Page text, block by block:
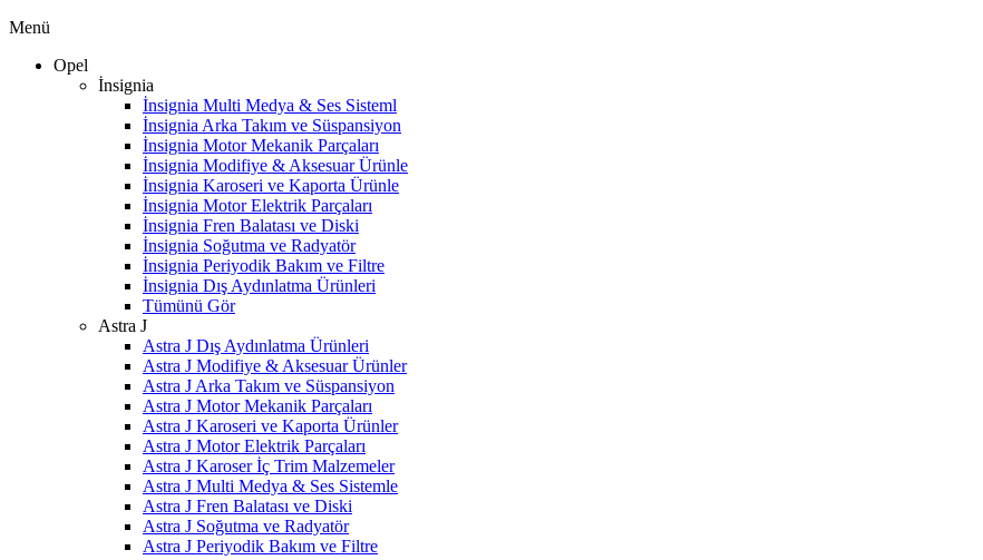
Menü
Opel
İnsignia
İnsignia Multi Medya & Ses Sisteml
İnsignia Arka Takım ve Süspansiyon
İnsignia Motor Mekanik Parçaları
İnsignia Modifiye & Aksesuar Ürünle
İnsignia Karoseri ve Kaporta Ürünle
İnsignia Motor Elektrik Parçaları
İnsignia Fren Balatası ve Diski
İnsignia Soğutma ve Radyatör
İnsignia Periyodik Bakım ve Filtre
İnsignia Dış Aydınlatma Ürünleri
Tümünü Gör
Astra J
Astra J Dış Aydınlatma Ürünleri
Astra J Modifiye & Aksesuar Ürünler
Astra J Arka Takım ve Süspansiyon
Astra J Motor Mekanik Parçaları
Astra J Karoseri ve Kaporta Ürünler
Astra J Motor Elektrik Parçaları
Astra J Karoser İç Trim Malzemeler
Astra J Multi Medya & Ses Sistemle
Astra J Fren Balatası ve Diski
Astra J Soğutma ve Radyatör
Astra J Periyodik Bakım ve Filtre